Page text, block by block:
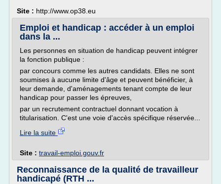
Site : http://www.op38.eu
Emploi et handicap : accéder à un emploi
dans la ...
Les personnes en situation de handicap peuvent intégrer
la fonction publique :
par concours comme les autres candidats. Elles ne sont
soumises à aucune limite d'âge et peuvent bénéficier, à
leur demande, d'aménagements tenant compte de leur
handicap pour passer les épreuves,
par un recrutement contractuel donnant vocation à
titularisation. C'est une voie d'accès spécifique réservée...
Lire la suite
Site : travail-emploi.gouv.fr
Reconnaissance de la qualité de travailleur
handicapé (RTH ...